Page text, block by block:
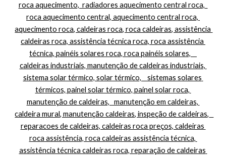
roca aquecimento,  radiadores aquecimento central roca,
roca aquecimento central, aquecimento central roca,
aquecimento roca, caldeiras roca, roca caldeiras, assistência
caldeiras roca, assistência técnica roca, roca assistência
técnica, painéis solares roca, roca painéis solares,
caldeiras industriais, manutenção de caldeiras industriais,
sistema solar térmico, solar térmico,    sistemas solares
térmicos, painel solar térmico, painel solar roca,
manutenção de caldeiras,   manutenção em caldeiras,
caldeira mural, manutenção caldeiras, inspeção de caldeiras,
reparacoes de caldeiras, caldeiras roca preços, caldeiras
roca assistência, roca caldeiras assistência técnica,
assistência técnica caldeiras roca, reparação de caldeiras